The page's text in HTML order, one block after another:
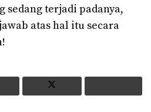
sedang terjadi padanya,
atas hal itu secara